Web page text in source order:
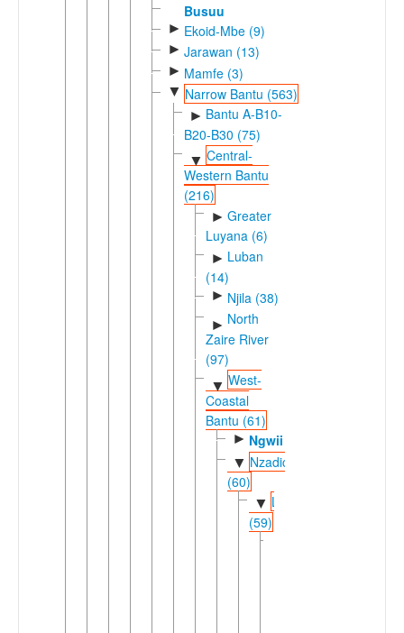
Busuu
► Ekoid-Mbe (9)
► Jarawan (13)
► Mamfe (3)
▼ Narrow Bantu (563)
► Bantu A-B10-
B20-B30 (75)
▼Central-
Western Bantu
(216)
► Greater
Luyana (6)
► Luban
(14)
► Njila (38)
► North
Zaire River
(97)
▼ West-
Coastal
Bantu (61)
► Ngwii
▼ Nzadic
(60)
▼ Lweric
(59)